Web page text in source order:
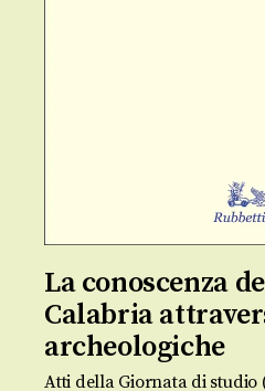
La conoscenza
Calabria
archeologiche
Atti della Giornata di studio